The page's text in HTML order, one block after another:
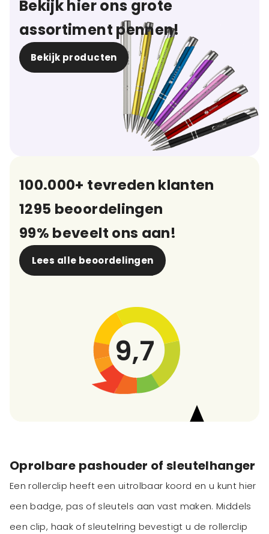
Bekijk hier ons grote
assortiment pennen!
Bekijk producten
100.000+ tevreden klanten
1295 beoordelingen
99% beveelt ons aan!
Lees alle beoordelingen
9,7
Oprolbare pashouder of sleutelhanger
Een rollerclip heeft een uitrolbaar koord en u kunt hier
een badge, pas of sleutels aan vast maken. Middels
een clip, haak of sleutelring bevestigt u de rollerclip